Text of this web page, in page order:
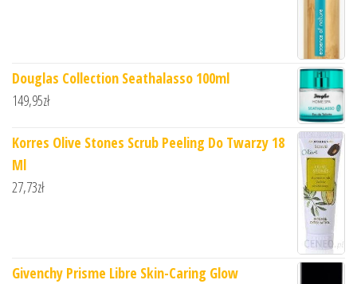
Douglas Collection Seathalasso 100ml
149,95zł
Korres Olive Stones Scrub Peeling Do Twarzy 18
Ml
27,73zł
Givenchy Prisme Libre Skin-Caring Glow